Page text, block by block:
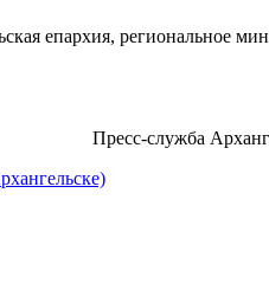
епархия, региональное
Пресс-служба